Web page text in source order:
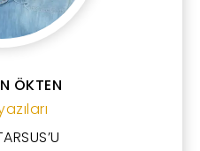
ÖKTEN